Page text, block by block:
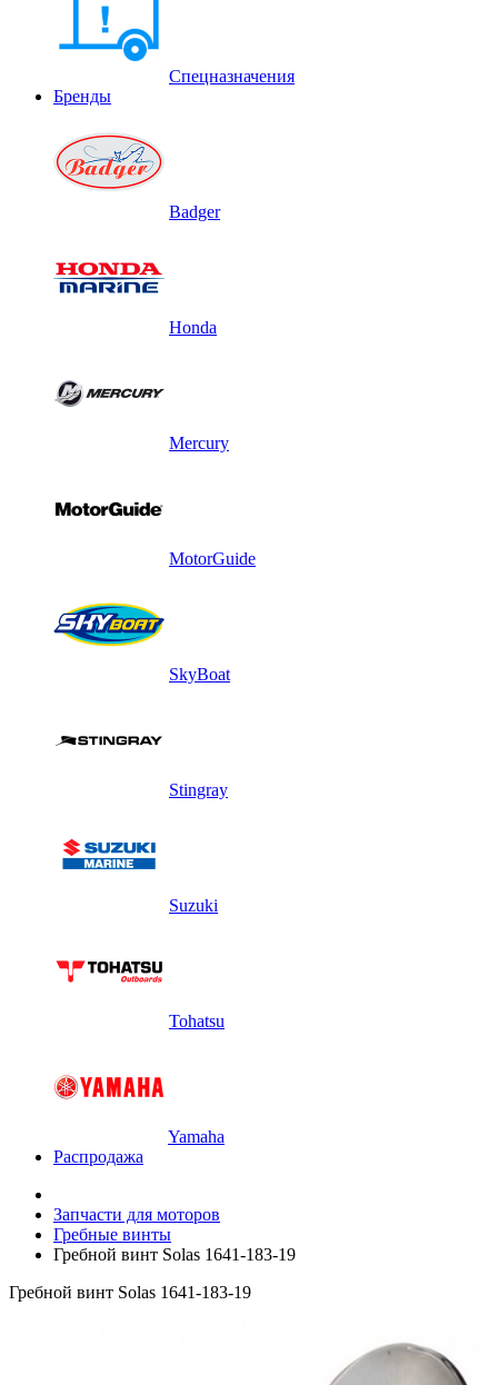
Спецназначения
Бренды
Badger
Honda
Mercury
MotorGuide
SkyBoat
Stingray
Suzuki
Tohatsu
Yamaha
Распродажа
Запчасти для моторов
Гребные винты
Гребной винт Solas 1641-183-19
Гребной винт Solas 1641-183-19